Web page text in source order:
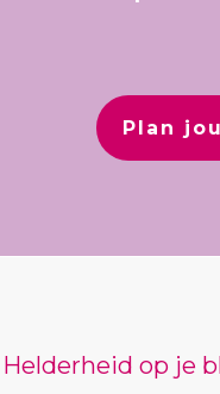
Plan
Helderheid op je